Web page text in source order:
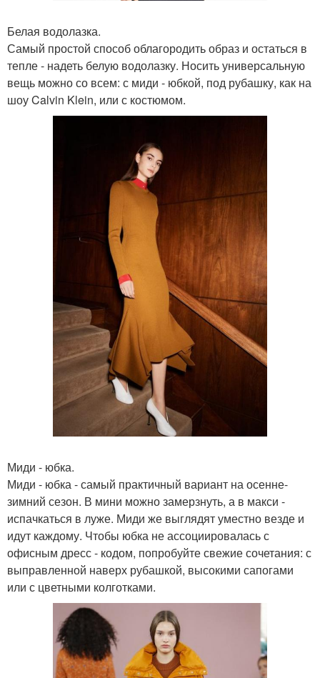
Белая водолазка.
Самый простой способ облагородить образ и остаться в
тепле - надеть белую водолазку. Носить универсальную
вещь можно со всем: с миди - юбкой, под рубашку, как на
шоу Calvin Klein, или с костюмом.
Миди - юбка.
Миди - юбка - самый практичный вариант на осенне-
зимний сезон. В мини можно замерзнуть, а в макси -
испачкаться в луже. Миди же выглядят уместно везде и
идут каждому. Чтобы юбка не ассоциировалась с
офисным дресс - кодом, попробуйте свежие сочетания: с
выправленной наверх рубашкой, высокими сапогами
или с цветными колготками.